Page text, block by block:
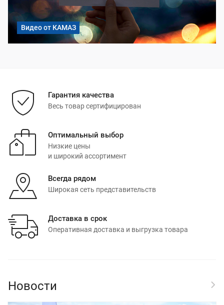
Видео от КАМАЗ
Гарантия качества
Весь товар сертифицирован
Оптимальный выбор
Низкие цены
и широкий ассортимент
Всегда рядом
Широкая сеть представительств
Доставка в срок
Оперативная доставка и выгрузка товара
Новости